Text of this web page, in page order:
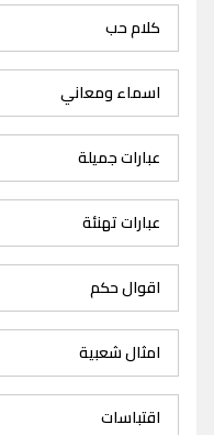
كلام حب
اسماء ومعاني
عبارات جميلة
عبارات تهنئة
اقوال حكم
امثال شعبية
اقتباسات